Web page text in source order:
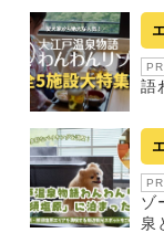
PR
語
PR
ゾ
泉